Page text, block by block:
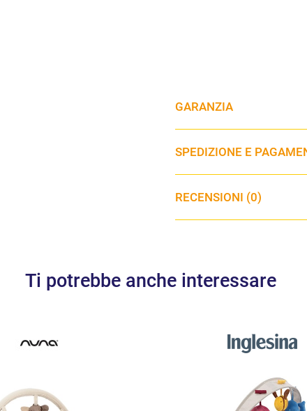
GARANZIA
SPEDIZIONE E
RECENSIONI (0)
Ti potrebbe anche interessare